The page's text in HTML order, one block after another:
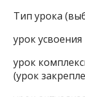
Тип урока
урок
урок
(урок